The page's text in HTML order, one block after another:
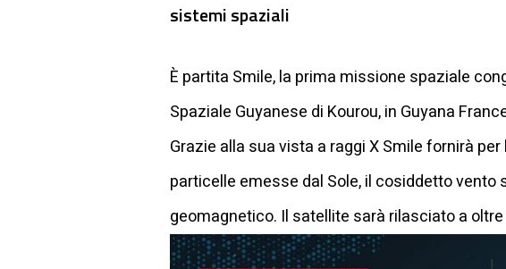
sistemi spaziali
È partita Smile, la prima missione spaziale
Spaziale Guyanese di Kourou, in Guyana
Grazie alla sua vista a raggi X Smile fornirà
particelle emesse dal Sole, il cosiddetto
geomagnetico. Il satellite sarà rilasciato a